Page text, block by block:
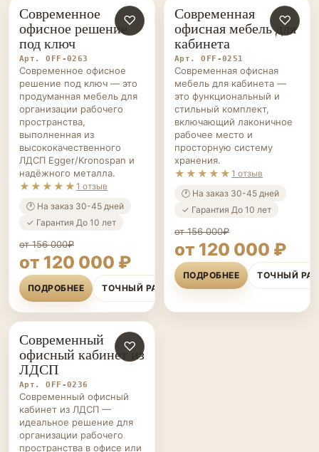
ОФИСНАЯ
МЕБЕЛЬ НА ЗАКАЗ
♡
Современное
офисное решение
под ключ
Арт. OFF-0263
Современное офисное
решение под ключ — это
продуманная мебель для
организации рабочего
пространства,
выполненная из
высококачественного
ЛДСП Egger/Kronospan и
надёжного металла.
★★★★★ 1 отзыв
🕐 На заказ 30-45 дней
✓ Гарантия До 10 лет
от 156 000₽
от 120 000 ₽
ПОДРОБНЕЕ ТОЧНЫЙ РАСЧЁТ
ОФИСНАЯ
МЕБЕЛЬ НА ЗАКАЗ
♡
Современная
офисная мебель для
кабинета
Арт. OFF-0251
Современная офисная
мебель для кабинета —
это функциональный и
стильный комплект,
включающий лаконичное
рабочее место и
просторную систему
хранения.
★★★★★ 1 отзыв
🕐 На заказ 30-45 дней
✓ Гарантия До 10 лет
от 156 000₽
от 120 000 ₽
ПОДРОБНЕЕ ТОЧНЫЙ
ОФИСНАЯ
МЕБЕЛЬ НА ЗАКАЗ
♡
Современный
офисный кабинет из
ЛДСП
Арт. OFF-0236
Современный офисный
кабинет из ЛДСП —
идеальное решение для
организации рабочего
пространства в офисе или